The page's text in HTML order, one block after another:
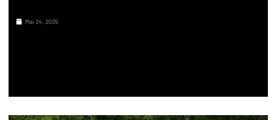
Mai 24, 2025